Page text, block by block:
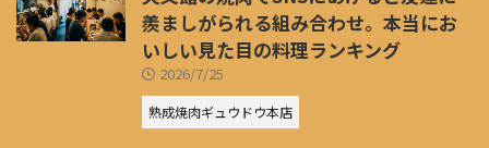
羨ましがられる組み合わせ。本当にお
いしい見た目の料理ランキング
2026/7/25
熟成焼肉ギュウドウ本店